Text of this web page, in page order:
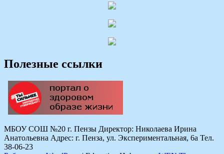
Полезные ссылки
МБОУ СОШ №20 г. Пензы Директор: Николаева Ирина
Анатольевна Адрес: г. Пенза, ул. Экспериментальная, 6а Тел.
38-06-23